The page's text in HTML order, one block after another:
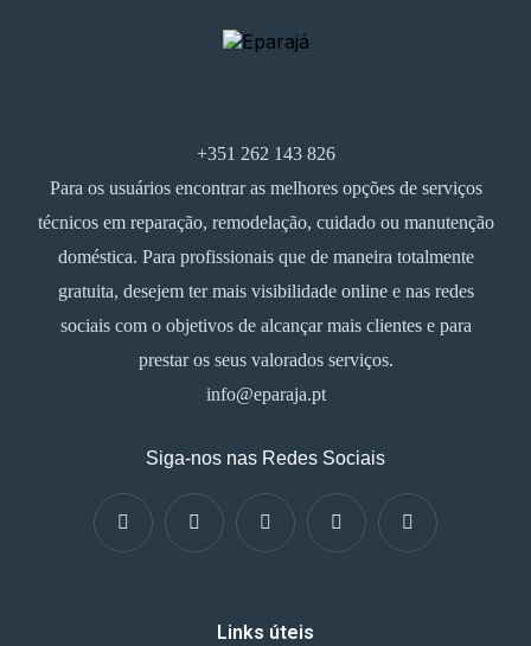
+351 262 143 826
Para os usuários encontrar as melhores opções de serviços
técnicos em reparação, remodelação, cuidado ou manutenção
doméstica. Para profissionais que de maneira totalmente
gratuita, desejem ter mais visibilidade online e nas redes
sociais com o objetivos de alcançar mais clientes e para
prestar os seus valorados serviços.
info@eparaja.pt
Siga-nos nas Redes Sociais
Links úteis